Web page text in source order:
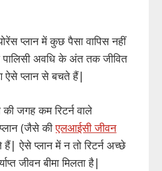
प्लान में कुछ पैसा वापिस नहीं
अवधि के अंत तक जीवित
ऐसे प्लान से बचते हैं|
की जगह कम रिटर्न वाले
(जैसे कीएलआईसी जीवन
ऐसे प्लान में न तो रिटर्न अच्छे
जीवन बीमा मिलता है|